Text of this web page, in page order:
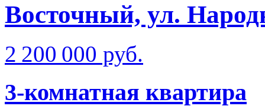
Восточный, ул.
2 200 000 руб.
3-комнатная квартира